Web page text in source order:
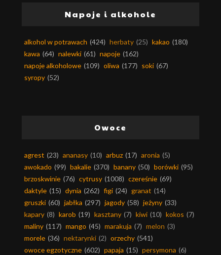
Napoje i alkohole
alkohol w potrawach (424) herbaty (25) kakao (180)
kawa (64) nalewki (61) napoje (162)
napoje alkoholowe (109) oliwa (177) soki (67)
syropy (52)
Owoce
agrest (23) ananasy (10) arbuz (17) aronia (5)
awokado (99) bakalie (370) banany (50) borówki (95)
brzoskwinie (76) cytrusy (1008) czereśnie (69)
daktyle (15) dynia (262) figi (24) granat (14)
gruszki (60) jabłka (297) jagody (58) jeżyny (33)
kapary (8) karob (19) kasztany (7) kiwi (10) kokos (7)
maliny (117) mango (45) marakuja (7) melon (3)
morele (36) nektarynki (2) orzechy (541)
owoce egzotyczne (602) papaja (15) persymona (6)